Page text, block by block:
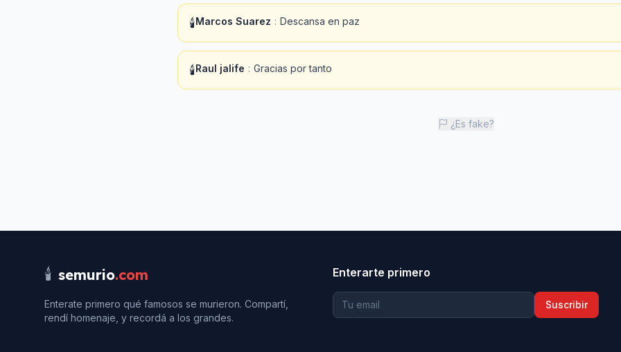
🕯️Marcos Suarez : Descansa en paz
🕯️Raul jalife : Gracias por tanto
¿Es fake?
🕯️ semurio.com
Enterate primero qué famosos se murieron. Compartí,
rendí homenaje, y recordá a los grandes.
Enterarte primero
Suscribir